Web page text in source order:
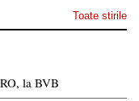
Toate stirile
la BVB